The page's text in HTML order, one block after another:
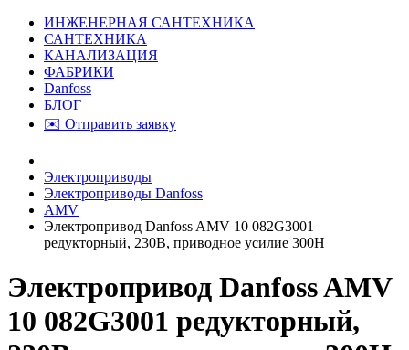
ИНЖЕНЕРНАЯ САНТЕХНИКА
САНТЕХНИКА
КАНАЛИЗАЦИЯ
ФАБРИКИ
Danfoss
БЛОГ
✉️ Отправить заявку
Электроприводы
Электроприводы Danfoss
AMV
Электропривод Danfoss AMV 10 082G3001
редукторный, 230В, приводное усилие 300Н
Электропривод Danfoss AMV
10 082G3001 редукторный,